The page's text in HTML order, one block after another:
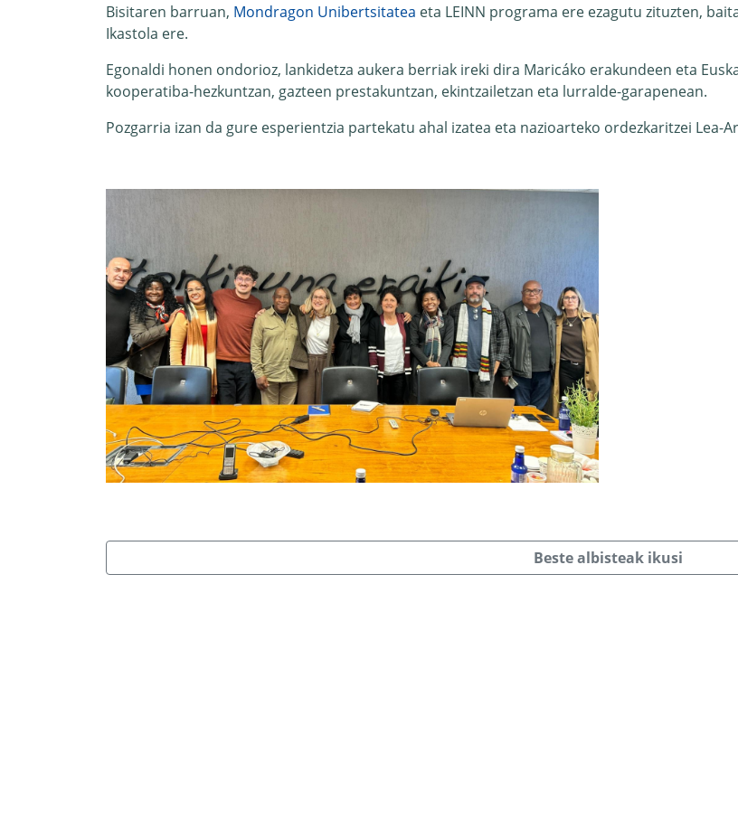
Bisitaren barruan, Mondragon Unibertsitatea eta LEINN programa ere ezagutu zituzten,
Ikastola ere.
Egonaldi honen ondorioz, lankidetza aukera berriak ireki dira Maricáko erakundeen eta
kooperatiba-hezkuntzan, gazteen prestakuntzan, ekintzailetzan eta lurralde-garapenean.
Pozgarria izan da gure esperientzia partekatu ahal izatea eta nazioarteko ordezkaritzei Lea-
Beste albisteak ikusi